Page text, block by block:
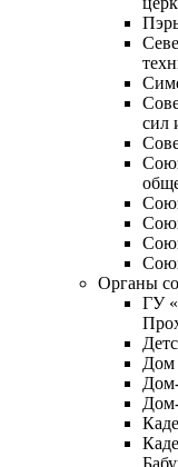
сил
Органы
ГУ
Дом